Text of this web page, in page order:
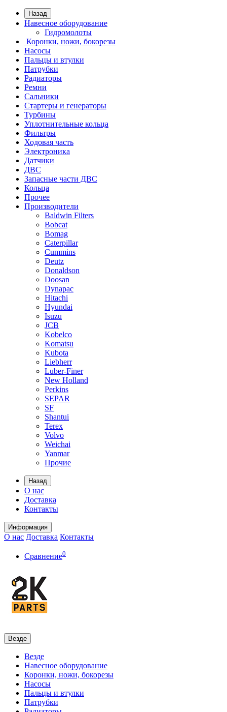
Назад
Навесное оборудование
Гидромолоты
Коронки, ножи, бокорезы
Насосы
Пальцы и втулки
Патрубки
Радиаторы
Ремни
Сальники
Стартеры и генераторы
Турбины
Уплотнительные кольца
Фильтры
Ходовая часть
Электроника
Датчики
ДВС
Запасные части ДВС
Кольца
Прочее
Производители
Baldwin Filters
Bobcat
Bomag
Caterpillar
Cummins
Deutz
Donaldson
Doosan
Dynapac
Hitachi
Hyundai
Isuzu
JCB
Kobelco
Komatsu
Kubota
Liebherr
Luber-Finer
New Holland
Perkins
SEPAR
SF
Shantui
Terex
Volvo
Weichai
Yanmar
Прочие
Назад
О нас
Доставка
Контакты
Информация
О нас Доставка Контакты
Сравнение0
Везде
Везде
Навесное оборудование
Коронки, ножи, бокорезы
Насосы
Пальцы и втулки
Патрубки